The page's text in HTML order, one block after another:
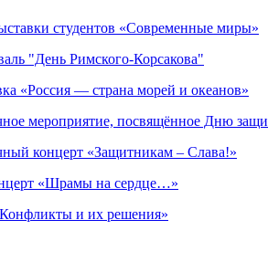
студентов «Современные миры»
"День Римского-Корсакова"
«Россия — страна морей и океанов»
мероприятие, посвящённое Дню
концерт «Защитникам – Слава!»
«Шрамы на сердце…»
и их решения»